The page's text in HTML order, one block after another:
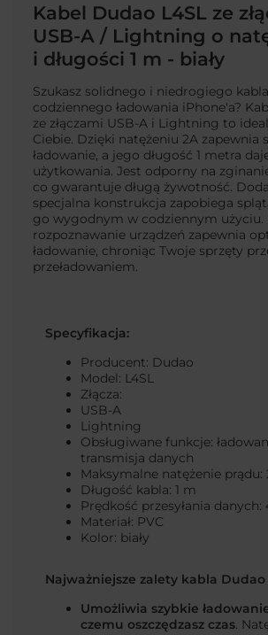
Kabel Dudao L4SL ze
USB-A / Lightning o
i długości 1 m - biały
Szukasz solidnego i niedrogiego
codziennego ładowania iPhone'a?
ze złączami USB-A i Lightning to
Ciebie. Dzięki natężeniu 2A zapewnia
ładowanie, a jego długość 1 metra
użytkowania. Jest odporny na
co gwarantuje długą żywotność.
specjalna konstrukcja zapobiega
go wygodnym w codziennym
rozpoznawanie urządzeń zapewnia
ładowanie, chroniąc Twoje sprzęty
przeładowaniem.
Specyfikacja:
Producent: Dudao
Model: L4SL
Złącza:
USB-A
Lightning
Obsługiwane funkcje:
transmisja danych
Maksymalne natężenie prądu:
Długość kabla: 1 m
Prędkość przesyłania danych:
Materiał: PVC
Kolor: biały
Najważniejsze zalety kabla Dudao
Umożliwia szybkie
czemu oszczędzasz czas.